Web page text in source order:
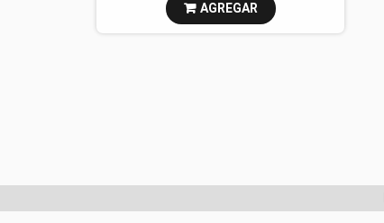
AGREGAR